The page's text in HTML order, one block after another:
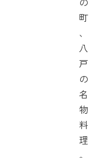
町
、
八
戸
の
名
物
料
理
。